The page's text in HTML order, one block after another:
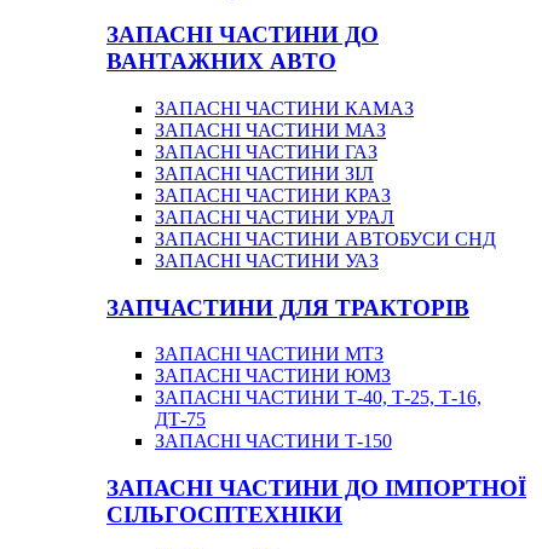
ЗАПАСНІ ЧАСТИНИ ДО
ВАНТАЖНИХ АВТО
ЗАПАСНІ ЧАСТИНИ КАМАЗ
ЗАПАСНІ ЧАСТИНИ МАЗ
ЗАПАСНІ ЧАСТИНИ ГАЗ
ЗАПАСНІ ЧАСТИНИ ЗІЛ
ЗАПАСНІ ЧАСТИНИ КРАЗ
ЗАПАСНІ ЧАСТИНИ УРАЛ
ЗАПАСНІ ЧАСТИНИ АВТОБУСИ СНД
ЗАПАСНІ ЧАСТИНИ УАЗ
ЗАПЧАСТИНИ ДЛЯ ТРАКТОРІВ
ЗАПАСНІ ЧАСТИНИ МТЗ
ЗАПАСНІ ЧАСТИНИ ЮМЗ
ЗАПАСНІ ЧАСТИНИ Т-40, Т-25, Т-16,
ДТ-75
ЗАПАСНІ ЧАСТИНИ Т-150
ЗАПАСНІ ЧАСТИНИ ДО ІМПОРТНОЇ
СІЛЬГОСПТЕХНІКИ